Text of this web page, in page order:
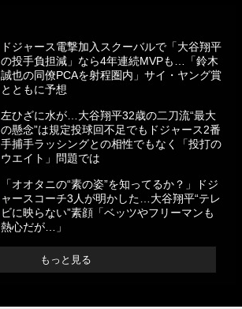
ドジャース電撃加入スクーバルで「大谷翔平
の投手負担減」なら4年連続MVPも…「鈴木
誠也の同僚PCAを射程圏内」サイ・ヤング賞
とともに予想
左ひざに水が…大谷翔平32歳の二刀流“最大
の懸念”は規定投球回不足でもドジャース2番
手捕手ラッシングとの相性でもなく「投打の
ウエイト」問題では
「オオタニの“素の姿”を知ってるか？」ドジ
ャースコーチ3人が明かした…大谷翔平“テレ
ビに映らない”素顔「ベッツやフリーマンも
熱心だが…」
もっと見る